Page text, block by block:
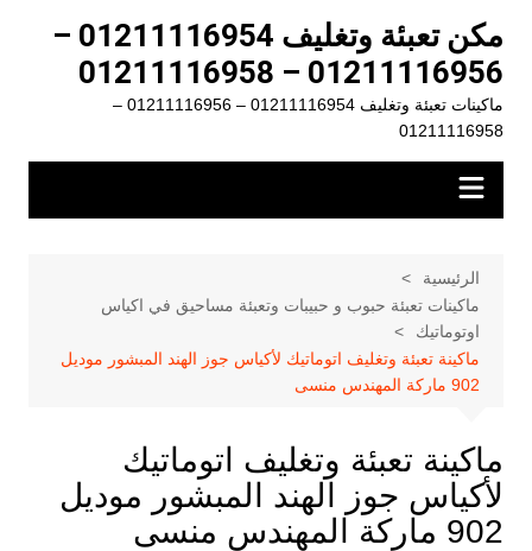
المحتوى
مكن تعبئة وتغليف 01211116954 –
01211116956 – 01211116958
ماكينات تعبئة وتغليف 01211116954 – 01211116956 –
01211116958
الرئيسية
ماكينات تعبئة حبوب و حبيبات وتعبئة مساحيق في اكياس
اوتوماتيك
ماكينة تعبئة وتغليف اتوماتيك لأكياس جوز الهند المبشور موديل
902 ماركة المهندس منسى
ماكينة تعبئة وتغليف اتوماتيك
لأكياس جوز الهند المبشور موديل
902 ماركة المهندس منسى